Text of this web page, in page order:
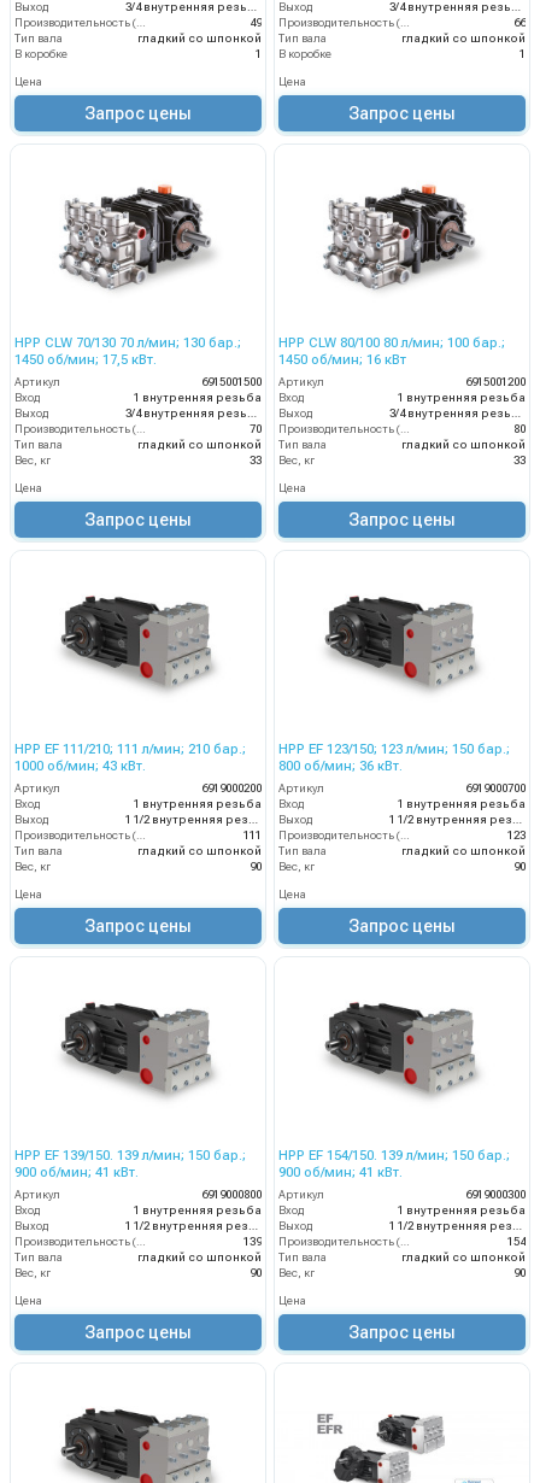
Выход
3/4 внутренняя резьба
Производительность (л/мин)
49
Тип вала
гладкий со шпонкой
В коробке
1
Цена
Запрос цены
Выход
3/4 внутренняя резьба
Производительность (л/мин)
66
Тип вала
гладкий со шпонкой
В коробке
1
Цена
Запрос цены
HPP CLW 70/130 70 л/мин; 130 бар.;
1450 об/мин; 17,5 кВт.
Артикул
6915001500
Вход
1 внутренняя резьба
Выход
3/4 внутренняя резьба
Производительность (л/мин)
70
Тип вала
гладкий со шпонкой
Вес, кг
33
Цена
Запрос цены
HPP CLW 80/100 80 л/мин; 100 бар.;
1450 об/мин; 16 кВт
Артикул
6915001200
Вход
1 внутренняя резьба
Выход
3/4 внутренняя резьба
Производительность (л/мин)
80
Тип вала
гладкий со шпонкой
Вес, кг
33
Цена
Запрос цены
HPP EF 111/210; 111 л/мин; 210 бар.;
1000 об/мин; 43 кВт.
Артикул
6919000200
Вход
1 внутренняя резьба
Выход
111
Тип вала
гладкий со шпонкой
Вес, кг
90
Цена
Запрос цены
HPP EF 123/150; 123 л/мин; 150 бар.;
800 об/мин; 36 кВт.
Артикул
6919000700
Вход
1 внутренняя резьба
Выход
123
Тип вала
гладкий со шпонкой
Вес, кг
90
Цена
Запрос цены
HPP EF 139/150. 139 л/мин; 150 бар.;
900 об/мин; 41 кВт.
Артикул
6919000800
Вход
1 внутренняя резьба
Выход
139
Тип вала
гладкий со шпонкой
Вес, кг
90
Цена
Запрос цены
HPP EF 154/150. 139 л/мин; 150 бар.;
900 об/мин; 41 кВт.
Артикул
6919000300
Вход
1 внутренняя резьба
Выход
154
Тип вала
гладкий со шпонкой
Вес, кг
90
Цена
Запрос цены